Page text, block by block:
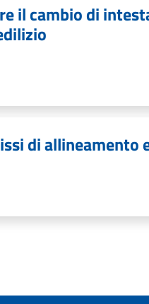
il cambio di
di allineamento